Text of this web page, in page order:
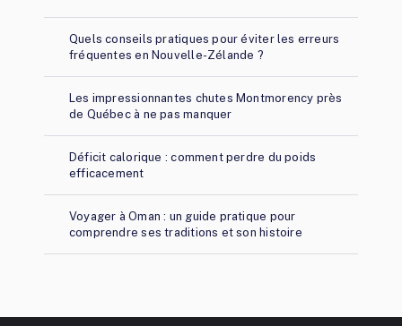
Quels conseils pratiques pour éviter les erreurs
fréquentes en Nouvelle-Zélande ?
Les impressionnantes chutes Montmorency près
de Québec à ne pas manquer
Déficit calorique : comment perdre du poids
efficacement
Voyager à Oman : un guide pratique pour
comprendre ses traditions et son histoire